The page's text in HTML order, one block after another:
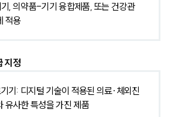
, 의약품-기기 융합제품, 또는 건강관
적용
지정
기: 디지털 기술이 적용된 의료·체외진
유사한 특성을 가진 제품